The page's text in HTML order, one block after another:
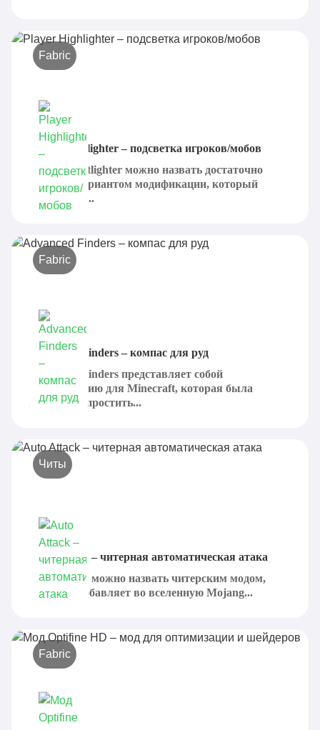
Fabric
Player Highlighter – подсветка игроков/мобов
Player Hightlighter можно назвать достаточно
полезны вариантом модификации, который
предлагает...
Fabric
Advanced Finders – компас для руд
Advanced Finders представляет собой
модификацию для Minecraft, которая была
призвана упростить...
Читы
Auto Attack – читерная автоматическая атака
Auto Attack можно назвать читерским модом,
который добавляет во вселенную Mojang...
Fabric